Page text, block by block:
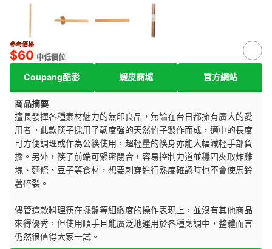
參考價格
$60 中低價位
Coupang酷澎 蝦皮商城 官方網站
商品摘要
擅長發揮各種素材魅力的無印良品，無論在台日都擁有廣大的愛
用者。此款筷子採用了韌度強的天然竹子製作而成，適中的長度
可方便調理或作為公筷使用，超輕量的筷身亦能大幅減輕手部負
擔。另外，筷子前端可緊密閉合，容易控制力道並穩固夾取炸雞
塊、麵條、豆子等食材，想要刺穿進行熟度確認時也不會使馬鈴
薯碎裂。
儘管這款料理筷在擺盤等細緻度的操作表現上，並沒有其他商品
來得優秀，但使用順手且能廣泛地運用於各種烹調中，整體而言
仍然很值得大家一試。